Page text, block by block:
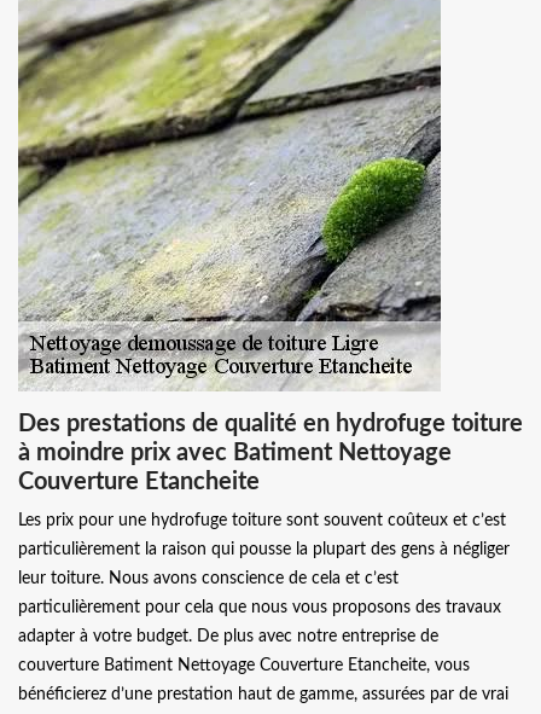
Des prestations de qualité en hydrofuge toiture
à moindre prix avec Batiment Nettoyage
Couverture Etancheite
Les prix pour une hydrofuge toiture sont souvent coûteux et c’est
particulièrement la raison qui pousse la plupart des gens à négliger
leur toiture. Nous avons conscience de cela et c’est
particulièrement pour cela que nous vous proposons des travaux
adapter à votre budget. De plus avec notre entreprise de
couverture Batiment Nettoyage Couverture Etancheite, vous
bénéficierez d’une prestation haut de gamme, assurées par de vrai